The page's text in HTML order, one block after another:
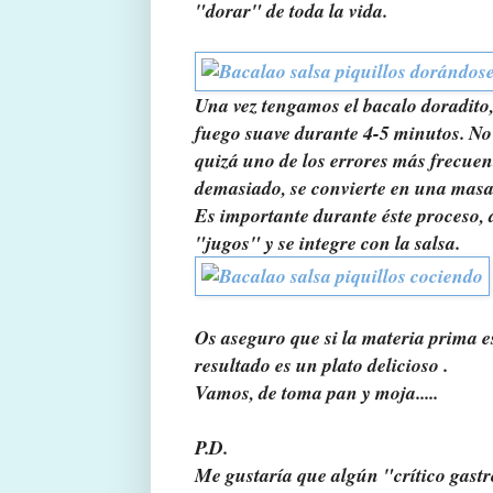
"dorar" de toda la vida.
Una vez tengamos el bacalo
fuego suave durante 4-5 minutos.
quizá uno de los errores más
demasiado, se convierte en una
Es importante durante éste
"jugos" y se integre con la salsa.
Os aseguro que si la materia prima
resultado es un plato delicioso .
Vamos, de toma pan y moja.....
P.D.
Me gustaría que algún "crítico